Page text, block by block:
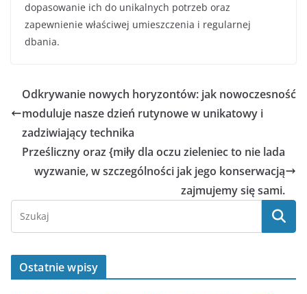
dopasowanie ich do unikalnych potrzeb oraz
zapewnienie właściwej umieszczenia i regularnej
dbania.
Odkrywanie nowych horyzontów: jak nowoczesność
moduluje nasze dzień rutynowe w unikatowy i
zadziwiający technika
Prześliczny oraz {miły dla oczu zieleniec to nie lada
wyzwanie, w szczególności jak jego konserwacją
zajmujemy się sami.
Ostatnie wpisy